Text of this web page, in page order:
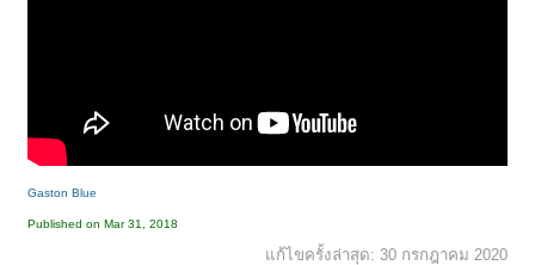
Gaston Blue
Published on Mar 31, 2018
แก้ไขครั้งล่าสุด: 30 กรกฎาคม 2020
< ย้อนกลับ